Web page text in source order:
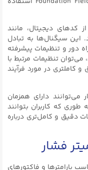
کدهای دیجیتال، مانند
این سیگنال‌ها به تبادل
دور و تنظیمات پیشرفته
تنظیمات مرتبط با
و کاملتری در مورد فرآیند
می‌توانند دارای همزمان
که کاربران بتوانند
دقیق و کامل‌تری درباره
فشار
پارامترها و فاکتورهای